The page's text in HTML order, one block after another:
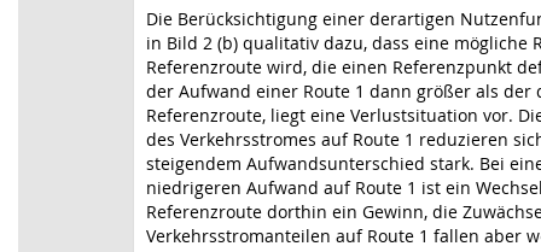
Die Berücksichtigung einer derartigen
in Bild 2 (b) qualitativ dazu, dass eine mögliche
Referenzroute wird, die einen Referenzpunkt
der Aufwand einer Route 1 dann größer als der
Referenzroute, liegt eine Verlustsituation vor.
des Verkehrsstromes auf Route 1 reduzieren
steigendem Aufwandsunterschied stark. Bei
niedrigeren Aufwand auf Route 1 ist ein
Referenzroute dorthin ein Gewinn, die
Verkehrsstromanteilen auf Route 1 fallen aber